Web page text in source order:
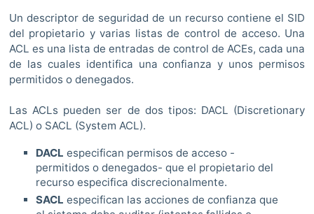
Un descriptor de seguridad de un recurso contiene el SID
del propietario y varias listas de control de acceso. Una
ACL es una lista de entradas de control de ACEs, cada una
de las cuales identifica una confianza y unos permisos
permitidos o denegados.
Las ACLs pueden ser de dos tipos: DACL (Discretionary
ACL) o SACL (System ACL).
DACL especifican permisos de acceso -
permitidos o denegados- que el propietario del
recurso especifica discrecionalmente.
SACL especifican las acciones de confianza que